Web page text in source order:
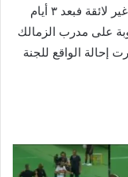
بدفع الحكم بشكل مباشر والاعتراض بطريقة غير لائقة فبعد ٣ أيام
على مدرب الزمالك
إحالة الواقع للجنة